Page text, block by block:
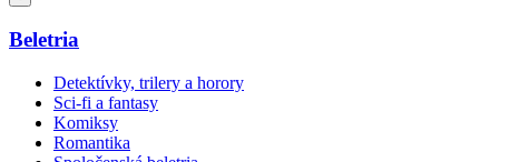
Beletria
Detektívky, trilery a horory
Sci-fi a fantasy
Komiksy
Romantika